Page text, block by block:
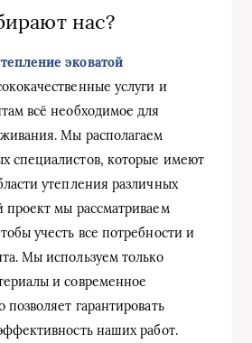
нас?
эковатой
услуги и
всё необходимое для
Мы располагаем
специалистов, которые имеют
утепления различных
проект мы рассматриваем
учесть все потребности и
Мы используем только
и современное
позволяет гарантировать
наших работ.